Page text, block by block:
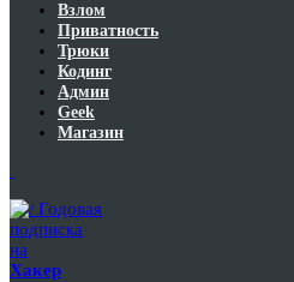
Взлом
Приватность
Трюки
Кодинг
Админ
Geek
Магазин
Годовая
подписка
на
Хакер